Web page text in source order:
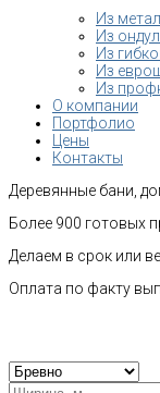
Из
Из
Из
Из
Из
О компании
Портфолио
Цены
Контакты
Деревянные бани,
Более 900 готовых
Делаем в срок или
Оплата по факту